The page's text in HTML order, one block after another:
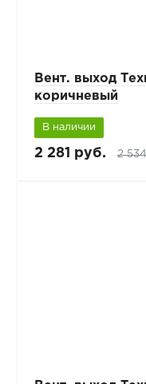
Вент. выход
коричневый
В наличии
2 281 руб. 2